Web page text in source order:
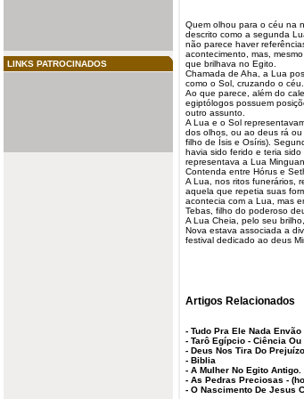
LINKS PATROCINADOS
Quem olhou para o céu na
descrito como a segunda
não parece haver
acontecimento, mas,
que brilhava no Egito.
Chamada de Aha, a Lua
como o Sol, cruzando o
Ao que parece, além do
egiptólogos possuem
outro assunto.
A Lua e o Sol
dos olhos, ou ao deus rá ou
filho de Ísis e Osíris).
havia sido ferido e teria
representava a Lua
Contenda entre Hórus e
A Lua, nos ritos funerários,
aquela que repetia suas
acontecia com a Lua, mas
Tebas, filho do poderoso
A Lua Cheia, pelo seu
Nova estava associada a
festival dedicado ao deus
Artigos Relacionados
- Tudo Pra Ele Nada Envão
- Tarô Egípcio - Ciência Ou
- Deus Nos Tira Do Prejuízo
- Biblia
- A Mulher No Egito Antigo.
- As Pedras Preciosas -
- O Nascimento De Jesus